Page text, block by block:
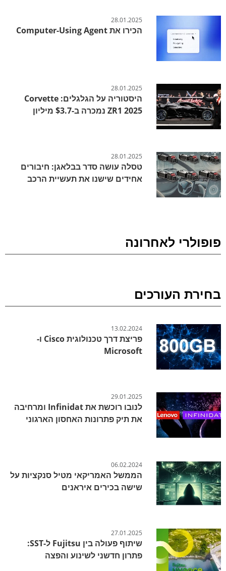
28.01.2025
הכירו את Computer-Using Agent
28.01.2025
היסטוריה על הגלגלים: Corvette
ZR1 2025 נמכרה ב-$3.7 מיליון
28.01.2025
טסלה עושה סדר בבלאגן: חיבורים
אחידים שישנו את תעשיית הרכב
פופולרי לאחרונה
בחירת העורכים
13.02.2024
פריצת דרך טכנולוגית Cisco ו-
Microsoft
29.01.2025
לנובו רוכשת את Infinidat ומרחיבה
את תיק פתרונות האחסון הארגוני
06.02.2024
הממשל האמריקאי מטיל סנקציות על
שישה בכירים איראנים
27.01.2025
שיתוף פעולה בין Fujitsu ל-SST:
פתרון חדשני לשינוע והפצה